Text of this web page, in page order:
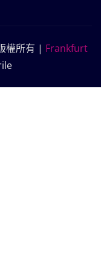
權所有 | Frankfurt